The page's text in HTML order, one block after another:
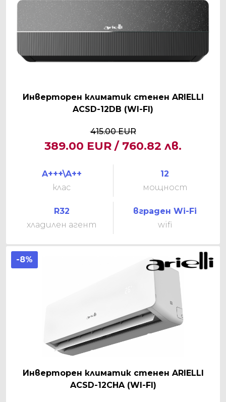
Инверторен климатик стенен ARIELLI
ACSD-12DB (WI-FI)
415.00 EUR
389.00 EUR / 760.82 лв.
A+++\A++
клас
12
мощност
R32
хладилен агент
вграден Wi-Fi
wifi
-8%
Инверторен климатик стенен ARIELLI
ACSD-12CHA (WI-FI)